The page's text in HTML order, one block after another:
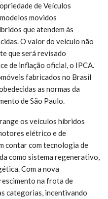
de Veículos
movidos
que atendem às
O valor do veículo não
que será revisado
de inflação oficial, o IPCA.
fabricados no Brasil
as normas da
de São Paulo.
os veículos híbridos
elétrico e de
contar com tecnologia de
como sistema regenerativo,
Com a nova
na frota de
categorias, incentivando